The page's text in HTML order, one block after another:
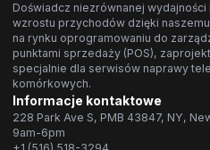
Doświadcz niezrównanej wydajności
wzrostu przychodów dzięki
na rynku oprogramowaniu do
punktami sprzedaży (POS),
specjalnie dla serwisów naprawy
komórkowych.
Informacje kontaktowe
228 Park Ave S, PMB 43847, NY,
9am-6pm